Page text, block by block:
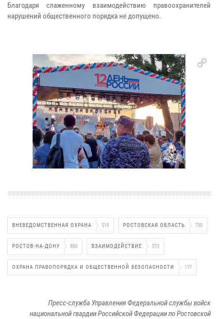
Благодаря слаженному взаимодействию правоохранителей
нарушений общественного порядка не допущено.
ВНЕВЕДОМСТВЕННАЯ ОХРАНА 519 РОСТОВСКАЯ ОБЛАСТЬ 730
РОСТОВ-НА-ДОНУ 800 ВЗАИМОДЕЙСТВИЕ 373
ОХРАНА ПРАВОПОРЯДКА И ОБЩЕСТВЕННОЙ БЕЗОПАСНОСТИ 177
Пресс-служба Управления Федеральной службы войск
национальной гвардии Российской Федерации по Ростовской